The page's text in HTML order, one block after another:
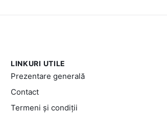
LINKURI UTILE
Prezentare generală
Contact
Termeni și condiții